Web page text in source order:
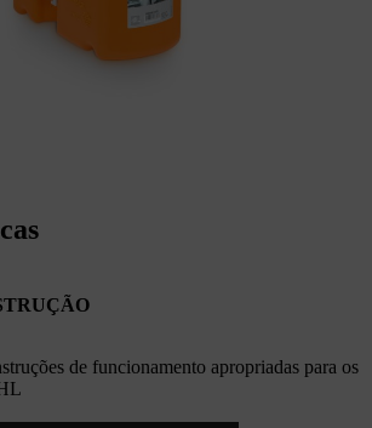
de funcionamento apropriadas para os